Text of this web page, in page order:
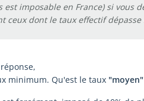
est imposable en France) si vous
ceux dont le taux effectif dépasse
minimum. Qu'est le taux "moyen"